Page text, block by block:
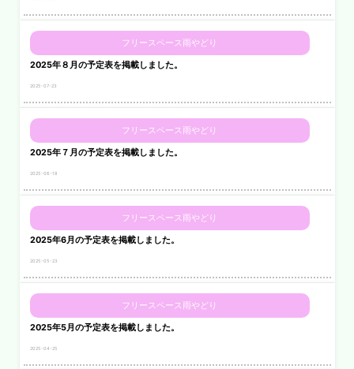
フリースペース雨やどり
2025年８月の予定表を掲載しました。
2025-07-23
フリースペース雨やどり
2025年７月の予定表を掲載しました。
2025-06-18
フリースペース雨やどり
2025年6月の予定表を掲載しました。
2025-05-23
フリースペース雨やどり
2025年5月の予定表を掲載しました。
2025-04-25